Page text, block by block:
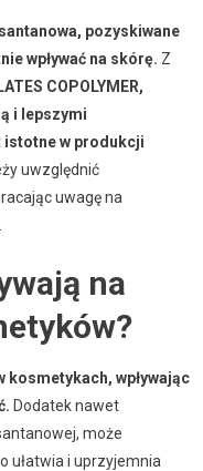
pozyskiwane
wpływać na skórę. Z
COPOLYMER,
i lepszymi
istotne w produkcji
uwzględnić
uwagę na
na
kosmetykach, wpływając
Dodatek nawet
może
ułatwia i uprzyjemnia